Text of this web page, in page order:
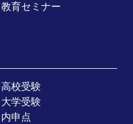
教育セミナー
高校受験
大学受験
内申点